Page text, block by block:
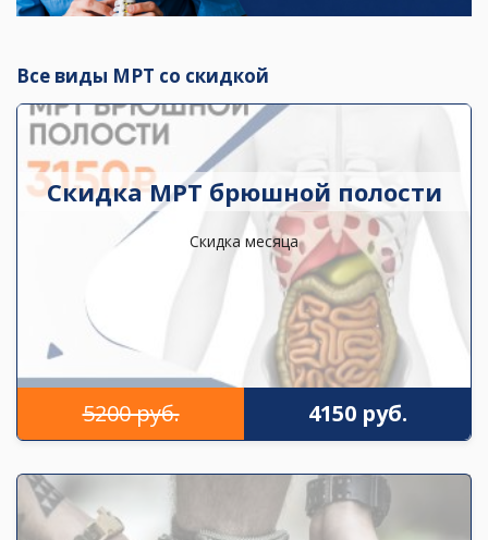
Все виды МРТ со скидкой
Скидка МРТ брюшной полости
Скидка месяца
5200 руб. 4150 руб.